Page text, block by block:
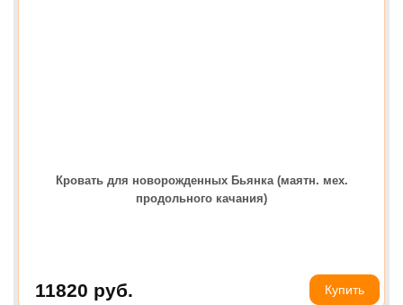
Кровать для новорожденных Бьянка (маятн. мех.
продольного качания)
11820 руб. Купить